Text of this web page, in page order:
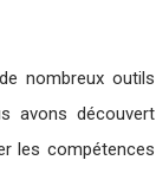
nombreux outils
avons découvert
les compétences